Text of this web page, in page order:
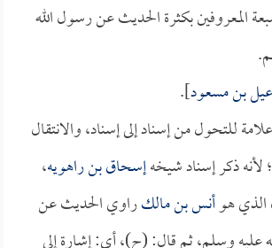
المعروفين بكثرة الحديث عن رسول الله
بن مسعود].
للتحول من إسناد إلى إسناد، والانتقال
لأنه ذكر إسناد شيخهإسحاق بن راهويه،
الذي هوأنس بن مالكراوي الحديث عن